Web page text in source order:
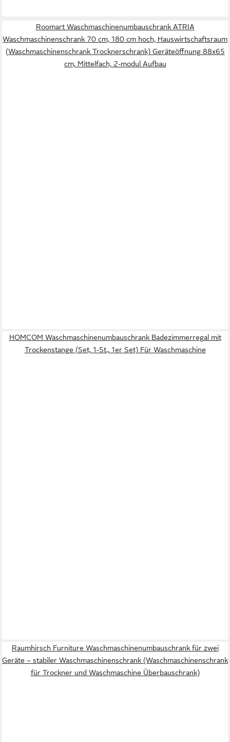
Roomart Waschmaschinenumbauschrank ATRIA
Waschmaschinenschrank 70 cm, 180 cm hoch, Hauswirtschaftsraum
(Waschmaschinenschrank Trocknerschrank) Geräteöffnung 88x65
cm, Mittelfach, 2-modul Aufbau
HOMCOM Waschmaschinenumbauschrank Badezimmerregal mit
Trockenstange (Set, 1-St., 1er Set) Für Waschmaschine
Raumhirsch Furniture Waschmaschinenumbauschrank für zwei
Geräte – stabiler Waschmaschinenschrank (Waschmaschinenschrank
für Trockner und Waschmaschine Überbauschrank)